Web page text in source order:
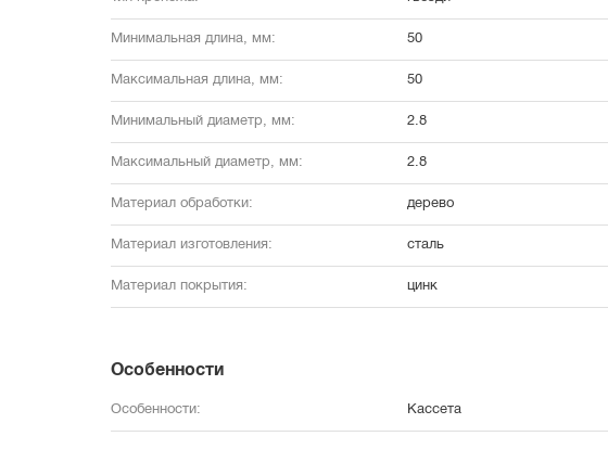
Минимальная длина, мм: 50
Максимальная длина, мм: 50
Минимальный диаметр, мм: 2.8
Максимальный диаметр, мм: 2.8
Материал обработки: дерево
Материал изготовления: сталь
Материал покрытия: цинк
Особенности
Особенности: Кассета